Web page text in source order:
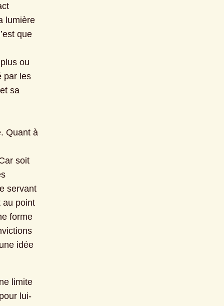
lumière
que
ou
par les
sa
Quant à
soit
servant
au point
forme
idée
limite
lui-